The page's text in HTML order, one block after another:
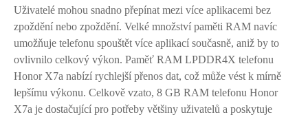
Uživatelé mohou snadno přepínat mezi více aplikacemi bez
zpoždění nebo zpoždění. Velké množství paměti RAM navíc
umožňuje telefonu spouštět více aplikací současně, aniž by to
ovlivnilo celkový výkon. Paměť RAM LPDDR4X telefonu
Honor X7a nabízí rychlejší přenos dat, což může vést k mírně
lepšímu výkonu. Celkově vzato, 8 GB RAM telefonu Honor
X7a je dostačující pro potřeby většiny uživatelů a poskytuje